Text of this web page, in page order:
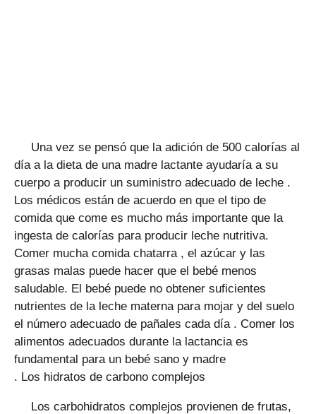
Una vez se pensó que la adición de 500 calorías al
día a la dieta de una madre lactante ayudaría a su
cuerpo a producir un suministro adecuado de leche .
Los médicos están de acuerdo en que el tipo de
comida que come es mucho más importante que la
ingesta de calorías para producir leche nutritiva.
Comer mucha comida chatarra , el azúcar y las
grasas malas puede hacer que el bebé menos
saludable. El bebé puede no obtener suficientes
nutrientes de la leche materna para mojar y del suelo
el número adecuado de pañales cada día . Comer los
alimentos adecuados durante la lactancia es
fundamental para un bebé sano y madre
. Los hidratos de carbono complejos
Los carbohidratos complejos provienen de frutas,